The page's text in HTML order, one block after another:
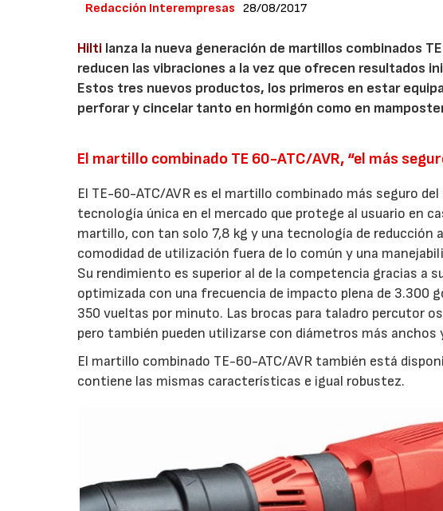
Redacción Interempresas 28/08/2017
Hilti lanza la nueva generación de martillos combinados
reducen las vibraciones a la vez que ofrecen resultados
Estos tres nuevos productos, los primeros en estar
perforar y cincelar tanto en hormigón como en
El martillo combinado TE 60-ATC/AVR, “el más
El TE-60-ATC/AVR es el martillo combinado más seguro
tecnología única en el mercado que protege al usuario en
martillo, con tan solo 7,8 kg y una tecnología de reducción
comodidad de utilización fuera de lo común y una
Su rendimiento es superior al de la competencia gracias a
optimizada con una frecuencia de impacto plena de 3.300
350 vueltas por minuto. Las brocas para taladro percutor
pero también pueden utilizarse con diámetros más anchos
El martillo combinado TE-60-ATC/AVR también está
contiene las mismas características e igual robustez.